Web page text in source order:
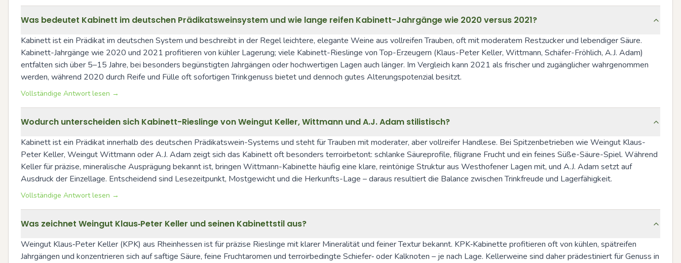
Was bedeutet Kabinett im deutschen Prädikatsweinsystem und wie lange reifen Kabinett-Jahrgänge wie 2020 versus 2021?
Kabinett ist ein Prädikat im deutschen System und beschreibt in der Regel leichtere, elegante Weine aus vollreifen Trauben, oft mit moderatem Restzucker und lebendiger Säure.
Kabinett-Jahrgänge wie 2020 und 2021 profitieren von kühler Lagerung; viele Kabinett-Rieslinge von Top-Erzeugern (Klaus-Peter Keller, Wittmann, Schäfer-Fröhlich, A.J. Adam)
entfalten sich über 5–15 Jahre, bei besonders begünstigten Jahrgängen oder hochwertigen Lagen auch länger. Im Vergleich kann 2021 als frischer und zugänglicher wahrgenommen
werden, während 2020 durch Reife und Fülle oft sofortigen Trinkgenuss bietet und dennoch gutes Alterungspotenzial besitzt.
Vollständige Antwort lesen →
Wodurch unterscheiden sich Kabinett-Rieslinge von Weingut Keller, Wittmann und A.J. Adam stilistisch?
Kabinett ist ein Prädikat innerhalb des deutschen Prädikatswein-Systems und steht für Trauben mit moderater, aber vollreifer Handlese. Bei Spitzenbetrieben wie Weingut Klaus-
Peter Keller, Weingut Wittmann oder A.J. Adam zeigt sich das Kabinett oft besonders terroirbetont: schlanke Säureprofile, filigrane Frucht und ein feines Süße-Säure-Spiel. Während
Keller für präzise, mineralische Ausprägung bekannt ist, bringen Wittmann-Kabinette häufig eine klare, reintönige Struktur aus Westhofener Lagen mit, und A.J. Adam setzt auf
Ausdruck der Einzellage. Entscheidend sind Lesezeitpunkt, Mostgewicht und die Herkunfts-Lage – daraus resultiert die Balance zwischen Trinkfreude und Lagerfähigkeit.
Vollständige Antwort lesen →
Was zeichnet Weingut Klaus‑Peter Keller und seinen Kabinettstil aus?
Weingut Klaus‑Peter Keller (KPK) aus Rheinhessen ist für präzise Rieslinge mit klarer Mineralität und feiner Textur bekannt. KPK‑Kabinette profitieren oft von kühlen, spätreifen
Jahrgängen und konzentrieren sich auf saftige Säure, feine Fruchtaromen und terroirbedingte Schiefer‑ oder Kalknoten – je nach Lage. Kellerweine sind daher prädestiniert für Genuss in